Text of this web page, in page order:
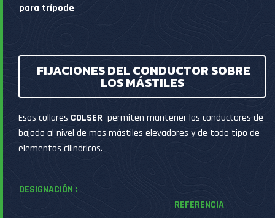
para trípode
FIJACIONES DEL CONDUCTOR SOBRE
LOS MÁSTILES
Esos collares COLSER permiten mantener los conductores de
bajada al nivel de mos mástiles elevadores y de todo tipo de
elementos cilindricos.
DESIGNACIÓN :
REFERENCIA